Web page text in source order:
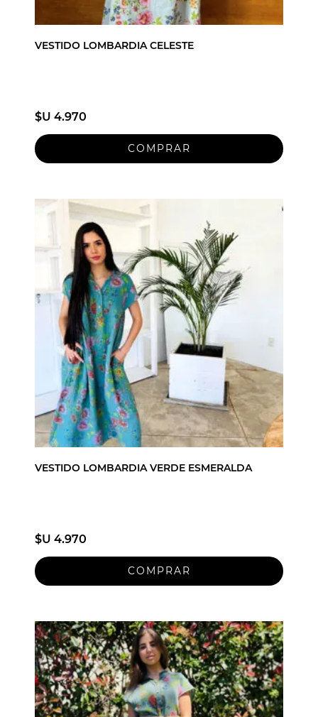
VESTIDO LOMBARDIA CELESTE
$U 4.970
VESTIDO LOMBARDIA VERDE ESMERALDA
$U 4.970